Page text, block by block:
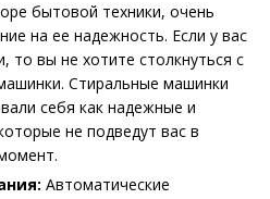
бытовой техники, очень
на ее надежность. Если у вас
то вы не хотите столкнуться с
Стиральные машинки
себя как надежные и
не подведут вас в
Автоматические